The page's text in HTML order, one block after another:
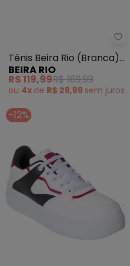
- Tênis Vizzano
Tênis Beira Rio (Branca)
em Sisntético
BEIRA RIO
R$ 119,99R$ 169,99
ou 4x de R$ 29,99 sem juros
-12%